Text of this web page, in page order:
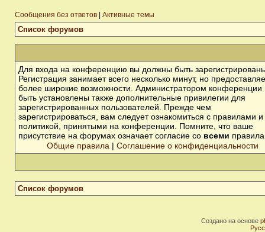
Сообщения без ответов Активные темы
Список форумов
Для входа на конференцию вы должны быть
Регистрация занимает всего несколько минут, но
более широкие возможности. Администратором конференции
быть установлены также дополнительные привилегии для
зарегистрированных пользователей. Прежде чем
зарегистрироваться, вам следует ознакомиться с правилами и
политикой, принятыми на конференции. Помните, что ваше
присутствие на форумах означает согласие со всеми
Общие правила | Соглашение о конфиденциальности
Список форумов
Создано на основе